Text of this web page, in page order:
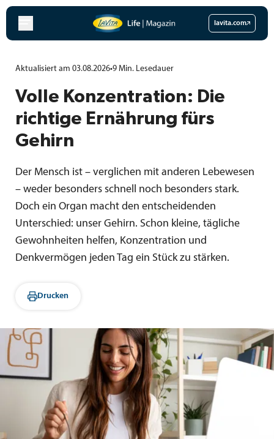
Zum
springen
lavita.com
Aktualisiert am 03.08.2026•9 Min. Lesedauer
Volle Konzentration: Die
richtige Ernährung fürs
Gehirn
Der Mensch ist – verglichen mit anderen Lebewesen
– weder besonders schnell noch besonders stark.
Doch ein Organ macht den entscheidenden
Unterschied: unser Gehirn. Schon kleine, tägliche
Gewohnheiten helfen, Konzentration und
Denkvermögen jeden Tag ein Stück zu stärken.
Drucken